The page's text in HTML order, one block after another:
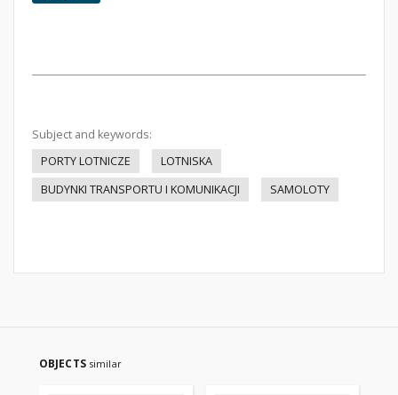
Subject and keywords:
PORTY LOTNICZE
LOTNISKA
BUDYNKI TRANSPORTU I KOMUNIKACJI
SAMOLOTY
OBJECTS similar